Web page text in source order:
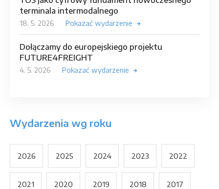
terminala intermodalnego
18. 5. 2026 Pokazać wydarzenie
Dołączamy do europejskiego projektu
FUTURE4FREIGHT
4. 5. 2026 Pokazać wydarzenie
Wydarzenia wg roku
2026 2025 2024 2023 2022
2021 2020 2019 2018 2017